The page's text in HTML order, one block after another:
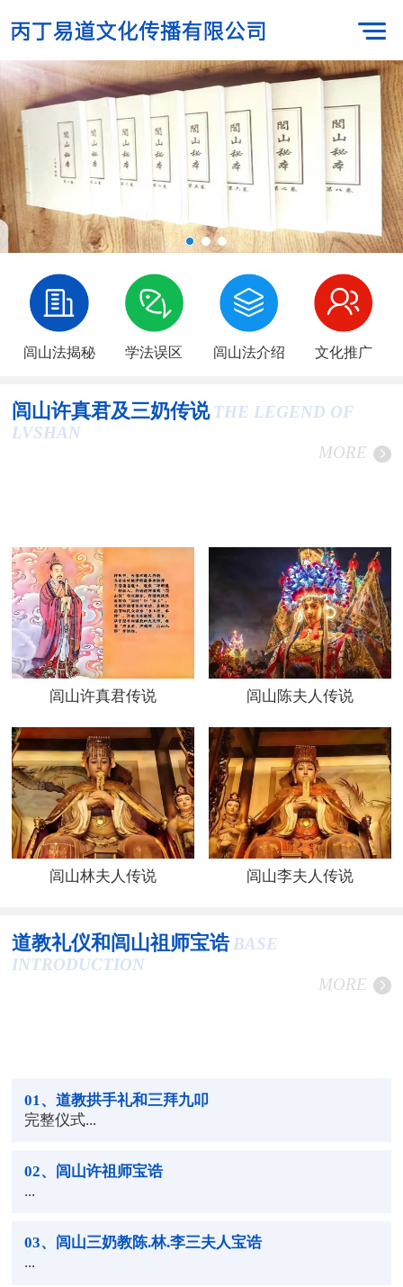
闾山法揭秘 学法误区 闾山法介绍 文化推广
闾山许真君及三奶传说 THE LEGEND OF
LVSHAN
MORE
闾山许真君传说 闾山陈夫人传说
闾山林夫人传说 闾山李夫人传说
道教礼仪和闾山祖师宝诰 BASE
INTRODUCTION
MORE
01 、道教拱手礼和三拜九叩
完整仪式...
02、闾山许祖师宝诰
...
03、闾山三奶教陈.林.李三夫人宝诰
...